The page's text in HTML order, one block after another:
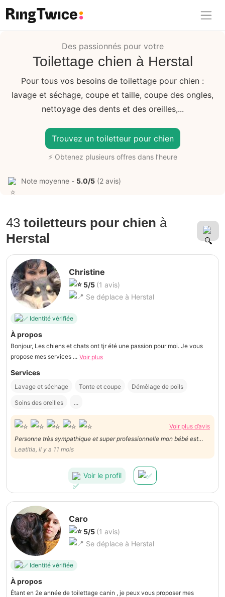
Ring Twice
Des passionnés pour votre
Toilettage chien à Herstal
Pour tous vos besoins de toilettage pour chien :
lavage et séchage, coupe et taille, coupe des ongles,
nettoyage des dents et des oreilles,...
Trouvez un toiletteur pour chien
⚡ Obtenez plusieurs offres dans l’heure
Note moyenne - 5.0/5 (2 avis)
43 toiletteurs pour chien à
Herstal
Christine
5/5 (1 avis)
Se déplace à Herstal
Identité vérifiée
À propos
Bonjour, Les chiens et chats ont tjr été une passion pour moi. Je vous
propose mes services ... Voir plus
Services
Lavage et séchage Tonte et coupe Démêlage de poils
Soins des oreilles ...
Voir plus d’avis
Personne très sympathique et super professionnelle mon bébé est
magnifique un grand merci
Leatitia, il y a 11 mois
Voir le profil
Caro
5/5 (1 avis)
Se déplace à Herstal
Identité vérifiée
À propos
Étant en 2e année de toilettage canin , je peux vous proposer mes